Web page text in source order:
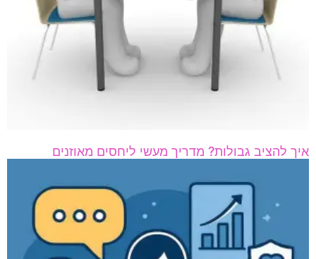
איך להציב גבולות? מדריך מעשי ליחסים מאוזנים